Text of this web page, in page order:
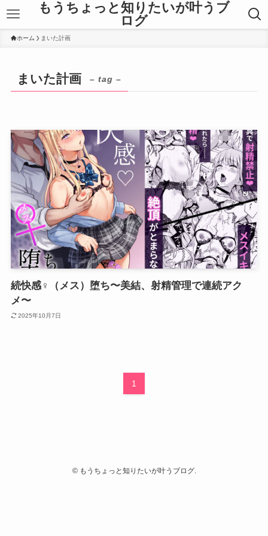
もうちょっと知りたいが叶うブ
ログ
ホーム まいた計画
まいた計画 – tag –
続快感♀（メス）堕ち〜美結、射精管理で連続アク
メ〜
2025年10月7日
1
©もうちょっと知りたいが叶うブログ.